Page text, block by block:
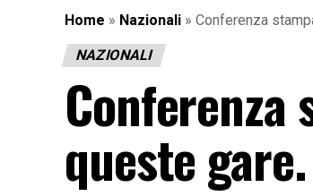
Home » Nazionali » Conferenza
NAZIONALI
queste